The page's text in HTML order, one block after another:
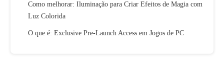
Como melhorar: Iluminação para Criar Efeitos de Magia com
Luz Colorida
O que é: Exclusive Pre-Launch Access em Jogos de PC